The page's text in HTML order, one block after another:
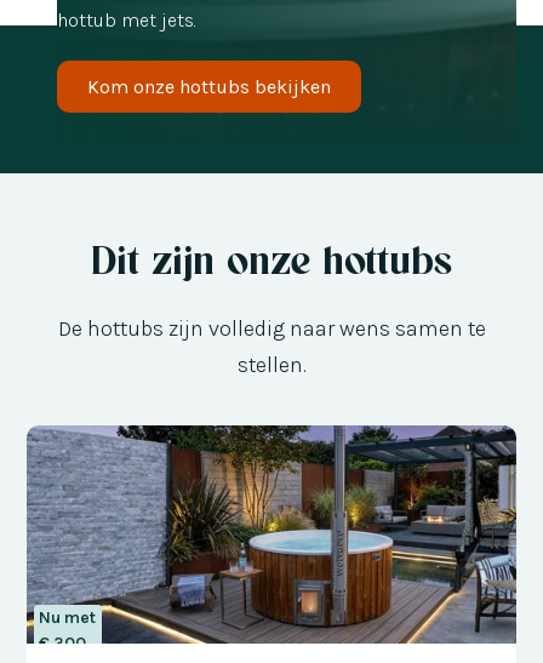
hottub met jets.
Kom onze hottubs bekijken
Dit zijn onze hottubs
De hottubs zijn volledig naar wens samen te
stellen.
Nu met
€ 300